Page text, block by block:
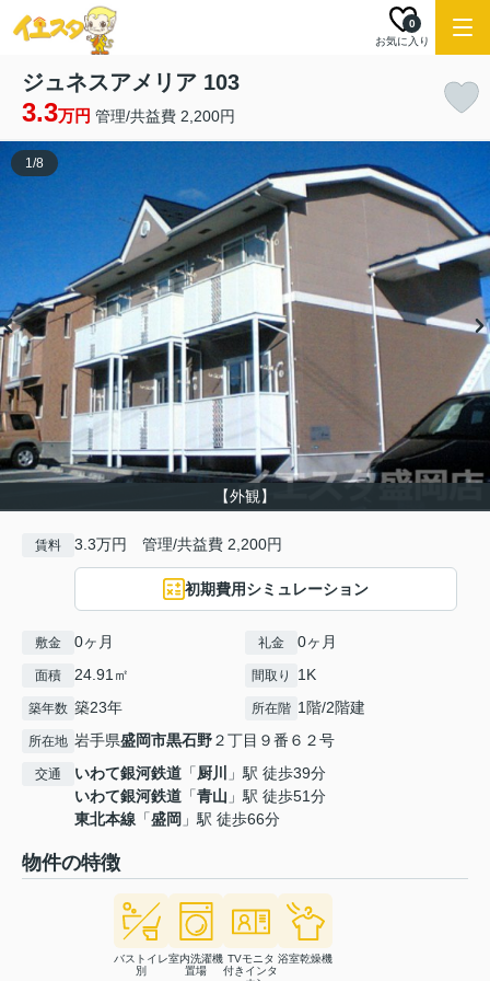
お気に入り
0
ジュネスアメリア 103
3.3万円 管理/共益費 2,200円
【外観】
1/8
賃料 3.3万円 管理/共益費 2,200円
初期費用シミュレーション
敷金 0ヶ月 礼金 0ヶ月
面積 24.91㎡ 間取り 1K
築年数 築23年 所在階 1階/2階建
所在地 岩手県盛岡市黒石野２丁目９番６２号
交通 いわて銀河鉄道 「厨川
」駅 徒歩39分
いわて銀河鉄道 「青山 」駅 徒歩51分
東北本線 「盛岡 」駅 徒歩66分
物件の特徴
バストイレ
別
室内洗濯機
置場
TVモニタ
付きインタ
浴室乾燥機